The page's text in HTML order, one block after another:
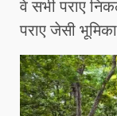
वे सभी पराए
पराए जेसी